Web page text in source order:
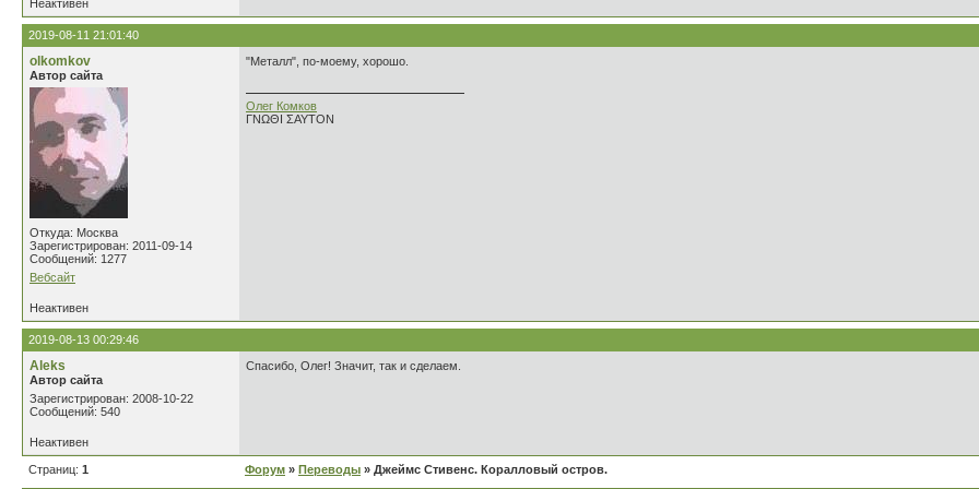
Неактивен
2019-08-11 21:01:40
olkomkov
Автор сайта
Откуда: Москва
Зарегистрирован: 2011-09-14
Сообщений: 1277
Вебсайт
"Металл", по-моему, хорошо.
Олег Комков
ΓΝΩΘΙ ΣΑΥΤΟΝ
Неактивен
2019-08-13 00:29:46
Aleks
Автор сайта
Зарегистрирован: 2008-10-22
Сообщений: 540
Спасибо, Олег! Значит, так и сделаем.
Неактивен
Страниц: 1 Форум » Переводы » Джеймс Стивенс. Коралловый остров.